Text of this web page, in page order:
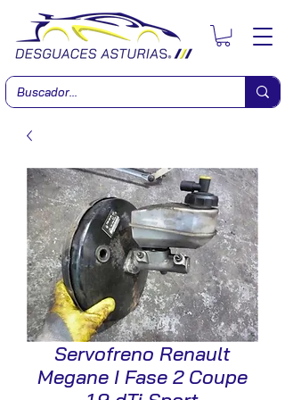
Servofreno Renault
Megane I Fase 2 Coupe